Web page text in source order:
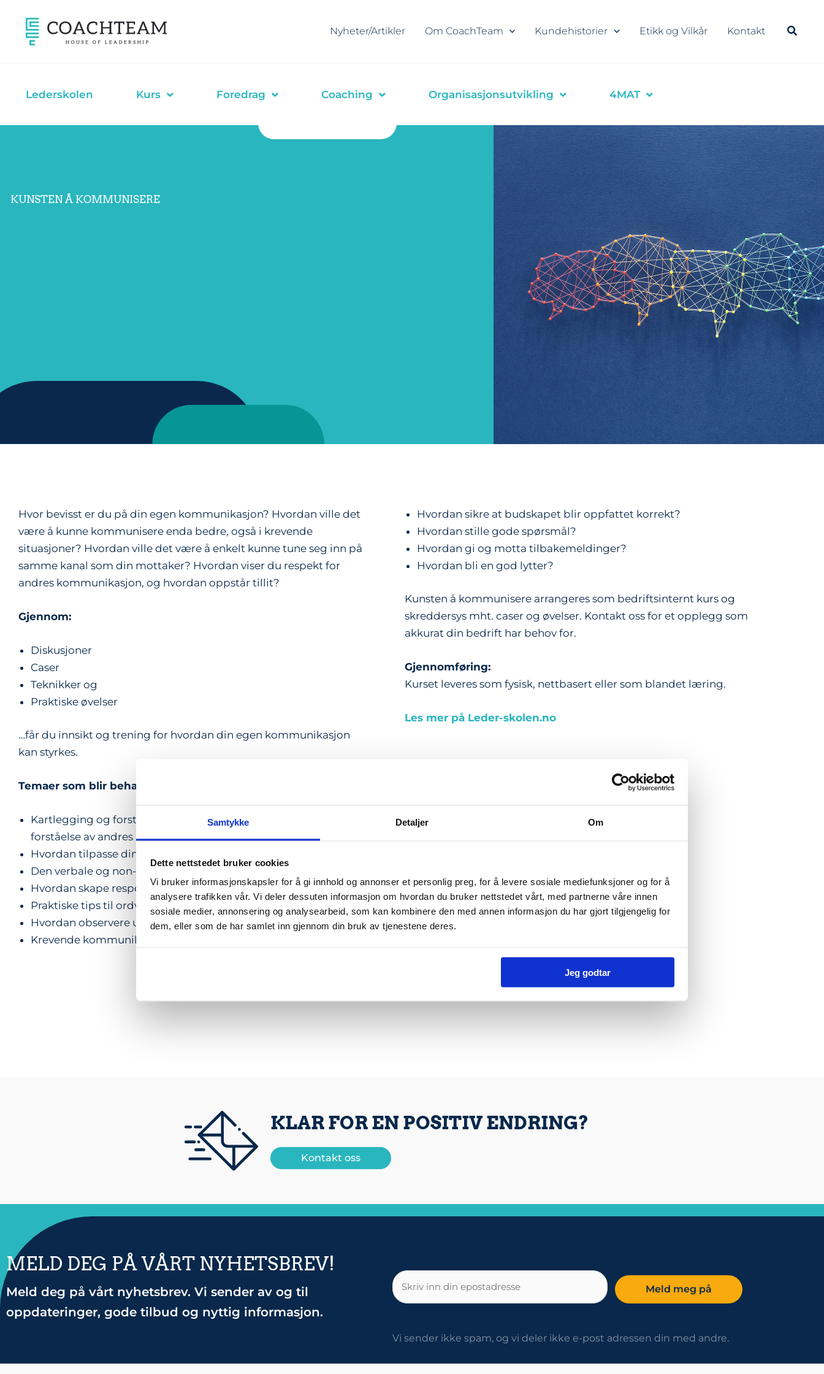
Samtykke Detaljer Om
Dette nettstedet bruker cookies
Vi bruker informasjonskapsler for å gi innhold og annonser et personlig preg, for å levere sosiale mediefunksjoner og for å
analysere trafikken vår. Vi deler dessuten informasjon om hvordan du bruker nettstedet vårt, med partnerne våre innen
sosiale medier, annonsering og analysearbeid, som kan kombinere den med annen informasjon du har gjort tilgjengelig for
dem, eller som de har samlet inn gjennom din bruk av tjenestene deres.
Jeg godtar
Nyheter/Artikler Om CoachTeam Kundehistorier Etikk og Vilkår Kontakt
Lederskolen Kurs Foredrag Coaching Organisasjonsutvikling 4MAT
KUNSTEN Å KOMMUNISERE
Hvor bevisst er du på din egen kommunikasjon? Hvordan ville det
være å kunne kommunisere enda bedre, også i krevende
situasjoner? Hvordan ville det være å enkelt kunne tune seg inn på
samme kanal som din mottaker? Hvordan viser du respekt for
andres kommunikasjon, og hvordan oppstår tillit?
Gjennom:
Diskusjoner
Caser
Teknikker og
Praktiske øvelser
…får du innsikt og trening for hvordan din egen kommunikasjon
kan styrkes.
Temaer som blir behandlet i kurset:
Kartlegging og forståelse av egen kommunikasjonsstil og
forståelse av andres
Hvordan tilpasse din kommunikasjon til mottakerens?
Den verbale og non-verbale kommunikasjonsprosessen
Hvordan skape respekt og tillit i samtalen?
Praktiske tips til ordvalg
Hvordan observere uten å tolke?
Krevende kommunikasjon
Hvordan sikre at budskapet blir oppfattet korrekt?
Hvordan stille gode spørsmål?
Hvordan gi og motta tilbakemeldinger?
Hvordan bli en god lytter?
Kunsten å kommunisere arrangeres som bedriftsinternt kurs og
skreddersys mht. caser og øvelser. Kontakt oss for et opplegg som
akkurat din bedrift har behov for.
Gjennomføring:
Kurset leveres som fysisk, nettbasert eller som blandet læring.
Les mer på Leder-skolen.no
KLAR FOR EN POSITIV ENDRING?
Kontakt oss
MELD DEG PÅ VÅRT NYHETSBREV!
Meld deg på vårt nyhetsbrev. Vi sender av og til
oppdateringer, gode tilbud og nyttig informasjon.
E-
post
Vi sender ikke spam, og vi deler ikke e-post adressen din med andre.